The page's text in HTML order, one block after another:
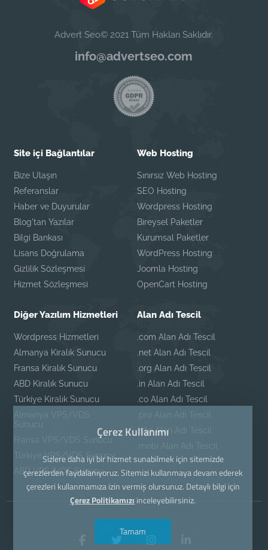
Advert Seo© 2021 Tüm Hakları Saklıdır.
info@advertseo.com
Site içi Bağlantılar
Bize Ulaşın
Referanslar
Haber ve Duyurular
Blog'tan Yazılar
Bilgi Bankası
Lisans Doğrulama
Gizlilik Sözleşmesi
Hizmet Sözleşmesi
Web Hosting
Sınırsız Web Hosting
SEO Hosting
Wordpress Hosting
Bireysel Paketler
Kurumsal Paketler
WordPress Hosting
Joomla Hosting
OpenCart Hosting
Diğer Yazılım Hizmetleri
Wordpress Hizmetleri
Almanya Kiralık Sunucu
Fransa Kiralık Sunucu
ABD Kiralık Sunucu
Türkiye Kiralık Sunucu
Almanya VPS/VDS
Sunucu
Fransa VPS/VDS Sunucu
Türkiye VPS/VDS Sunucu
ABD VPS/VDS Sunucu
Alan Adı Tescil
.com Alan Adı Tescil
.net Alan Adı Tescil
.org Alan Adı Tescil
.in Alan Adı Tescil
.co Alan Adı Tescil
.pro Alan Adı Tescil
.site Alan Adı Tescil
.mobi Alan Adı Tescil
Çerez Kullanımı
Sizlere daha iyi bir hizmet sunabilmek için sitemizde
çerezlerden faydalanıyoruz. Sitemizi kullanmaya devam ederek
çerezleri kullanmamıza izin vermiş olursunuz. Detaylı bilgi için
Çerez Politikamızı inceleyebilirsiniz.
Tamam